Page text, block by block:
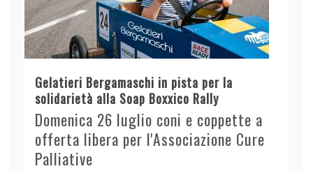
Gelatieri Bergamaschi in pista per la
solidarietà alla Soap Boxxico Rally
Domenica 26 luglio coni e coppette a
offerta libera per l'Associazione Cure
Palliative